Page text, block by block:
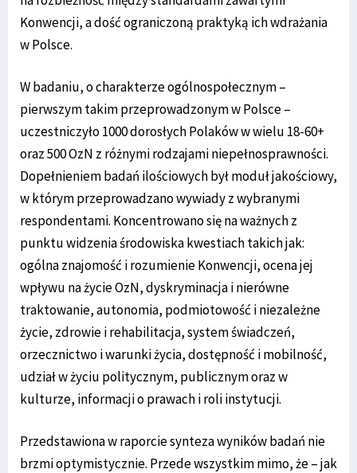
Konwencji, a dość ograniczoną praktyką ich wdrażania
w Polsce.
W badaniu, o charakterze ogólnospołecznym –
pierwszym takim przeprowadzonym w Polsce –
uczestniczyło 1000 dorosłych Polaków w wielu 18-60+
oraz 500 OzN z różnymi rodzajami niepełnosprawności.
Dopełnieniem badań ilościowych był moduł jakościowy,
w którym przeprowadzano wywiady z wybranymi
respondentami. Koncentrowano się na ważnych z
punktu widzenia środowiska kwestiach takich jak:
ogólna znajomość i rozumienie Konwencji, ocena jej
wpływu na życie OzN, dyskryminacja i nierówne
traktowanie, autonomia, podmiotowość i niezależne
życie, zdrowie i rehabilitacja, system świadczeń,
orzecznictwo i warunki życia, dostępność i mobilność,
udział w życiu politycznym, publicznym oraz w
kulturze, informacji o prawach i roli instytucji.
Przedstawiona w raporcie synteza wyników badań nie
brzmi optymistycznie. Przede wszystkim mimo, że – jak